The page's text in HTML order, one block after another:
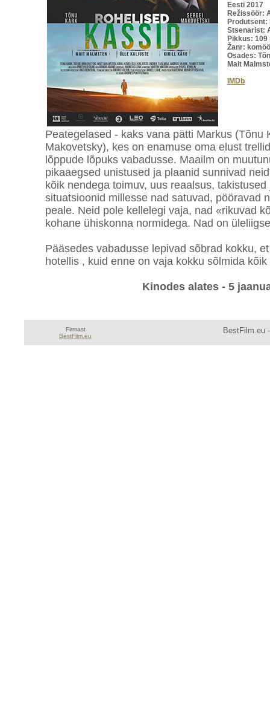
Eesti 2017
Režissöör:
Stsenarist:
Pikkus: 109
Žanr:
Osades:
Mait
IMDb
Peategelased - kaks vana pätti Markus (Tõnu
Makovetsky), kes on enamuse oma elust
lõppude lõpuks vabadusse. Maailm on
pikaaegsed unistused ja plaanid sunnivad
kõik nendega toimuv, uus reaalsus,
situatsioonid millesse nad satuvad, pööravad
peale. Neid pole kellelegi vaja, nad «rikuvad
kohane ühiskonna normidega. Nad on
Pääsedes vabadusse lepivad sõbrad kokku,
hotellis , kuid enne on vaja kokku sõlmida
Kinodes alates - 5
Firmast
BestFilm.eu
BestFilm.eu